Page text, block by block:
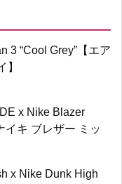
3 “Cool Grey”【エア
】
x Nike Blazer
イキ ブレザー ミッ
x Nike Dunk High